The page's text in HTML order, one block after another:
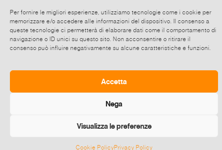
Per fornire le migliori esperienze, utilizziamo tecnologie come i cookie per
memorizzare e/o accedere alle informazioni del dispositivo. Il consenso a
queste tecnologie ci permetterà di elaborare dati come il comportamento di
navigazione o ID unici su questo sito. Non acconsentire o ritirare il
consenso può influire negativamente su alcune caratteristiche e funzioni.
Accetta
Nega
Visualizza le preferenze
Cookie PolicyPrivacy Policy